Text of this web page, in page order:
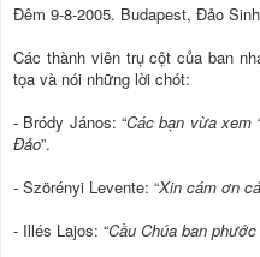
Đêm 9-8-2005. Budapest, Đảo
Các thành viên trụ cột của ban
tọa và nói những lời chót:
- Bródy János: “Các bạn vừa xem
Đảo”.
- Szörényi Levente: “Xin cám ơn
- Illés Lajos: “Cầu Chúa ban